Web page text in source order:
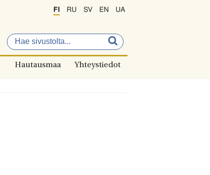
FI RU SV EN UA
Hautausmaa Yhteystiedot